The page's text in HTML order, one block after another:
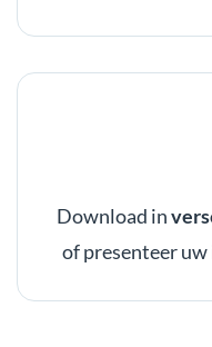
Download in
of presenteer